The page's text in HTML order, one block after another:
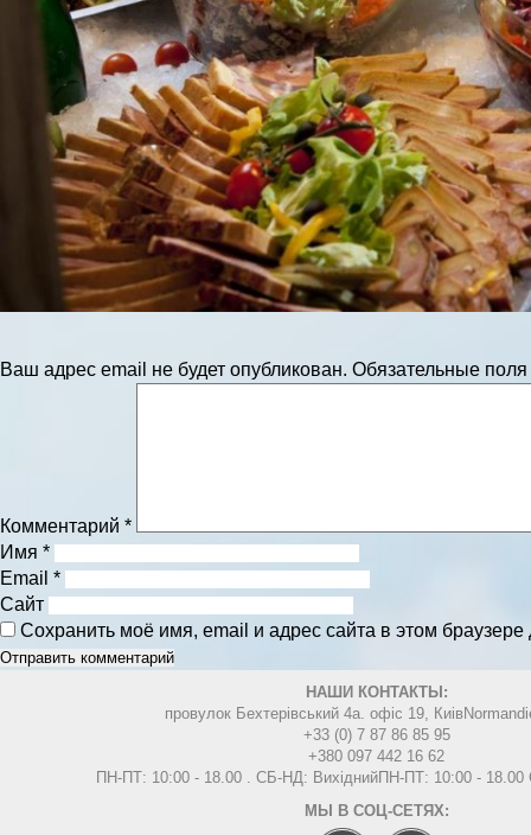
Ваш адрес email не будет опубликован. Обязательные
Комментарий *
Имя *
Email *
Сайт
Сохранить моё имя, email и адрес сайта в этом
НАШИ КОНТАКТЫ:
провулок Бехтерівський 4а. офіс 19, Киів
+33 (0) 7 87 86 85 95
+380 097 442 16 62
ПН-ПТ: 10:00 - 18.00 . СБ-НД: ВихіднийПН-ПТ: 10:00 -
МЫ В СОЦ-СЕТЯХ: